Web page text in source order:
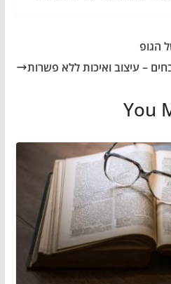
הגופ
– עיצוב ואיכות ללא פשרות
You